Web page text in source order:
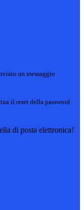
un messaggio
il reset della password
di posta elettronica!